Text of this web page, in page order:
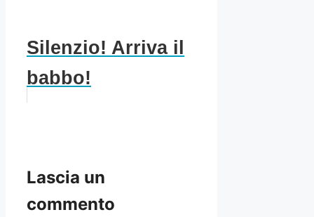
Silenzio! Arriva il
babbo!
Lascia un
commento